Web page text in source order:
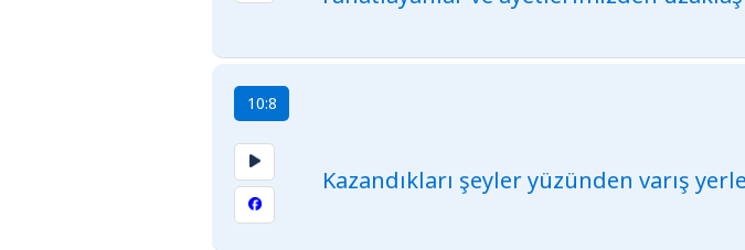
10:8
Kazandıkları şeyler yüzünden varış